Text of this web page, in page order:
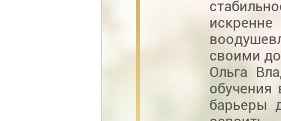
своими
Ольга
обучения
барьеры